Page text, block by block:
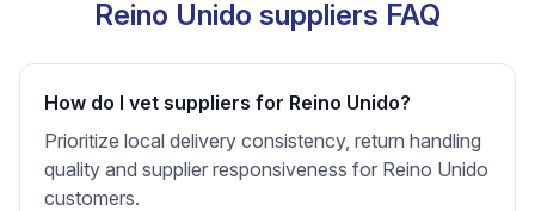
Reino Unido suppliers FAQ
How do I vet suppliers for Reino Unido?
Prioritize local delivery consistency, return handling
quality and supplier responsiveness for Reino Unido
customers.